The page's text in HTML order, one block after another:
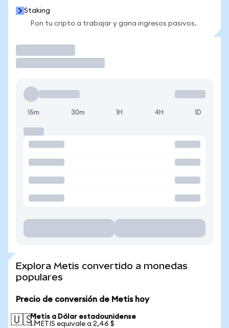
Staking
Pon tu cripto a trabajar y gana ingresos pasivos.
15m 30m 1H 4H 1D
Explora Metis convertido a monedas
populares
Precio de conversión de Metis hoy
🇺🇸Metis a Dólar estadounidense
1 METIS equivale a 2,46 $